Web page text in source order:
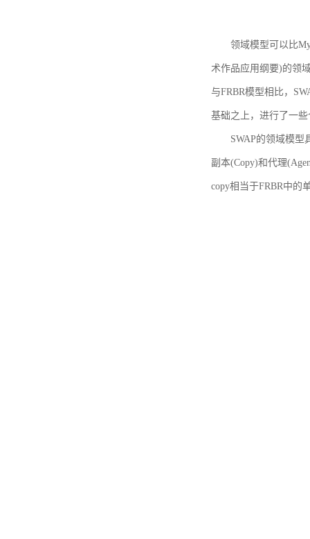
领域模型可以比
术作品应用纲要)的领
与FRBR模型相比，
基础之上，进行了一
SWAP的领域模型
副本(Copy)和代理
copy相当于FRBR中的